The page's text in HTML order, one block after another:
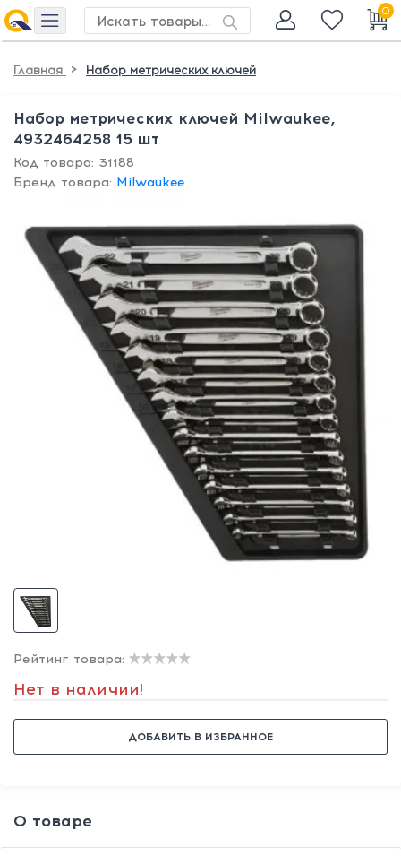
0
Главная > Набор метрических ключей
Набор метрических ключей Milwaukee,
4932464258 15 шт
Код товара: 31188
Бренд товара: Milwaukee
Рейтинг товара:
Нет в наличии!
ДОБАВИТЬ В ИЗБРАННОЕ
О товаре